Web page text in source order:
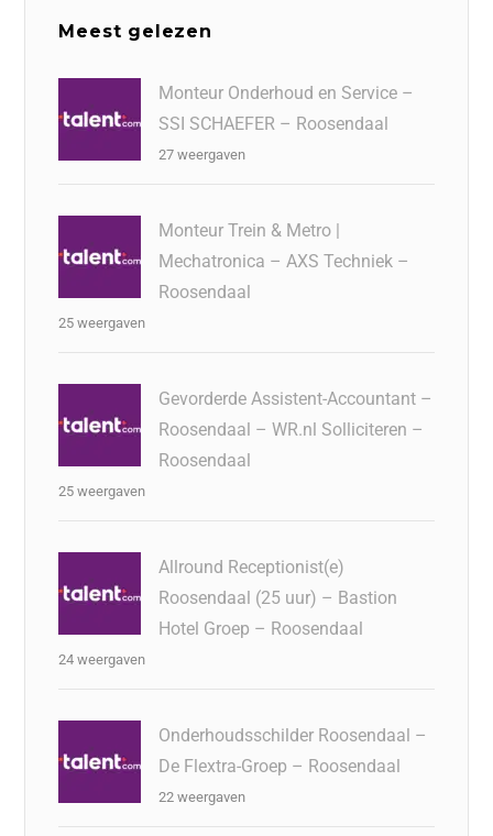
Meest gelezen
Monteur Onderhoud en Service –
SSI SCHAEFER – Roosendaal
27 weergaven
Monteur Trein & Metro |
Mechatronica – AXS Techniek –
Roosendaal
25 weergaven
Gevorderde Assistent-Accountant –
Roosendaal – WR.nl Solliciteren –
Roosendaal
25 weergaven
Allround Receptionist(e)
Roosendaal (25 uur) – Bastion
Hotel Groep – Roosendaal
24 weergaven
Onderhoudsschilder Roosendaal –
De Flextra-Groep – Roosendaal
22 weergaven